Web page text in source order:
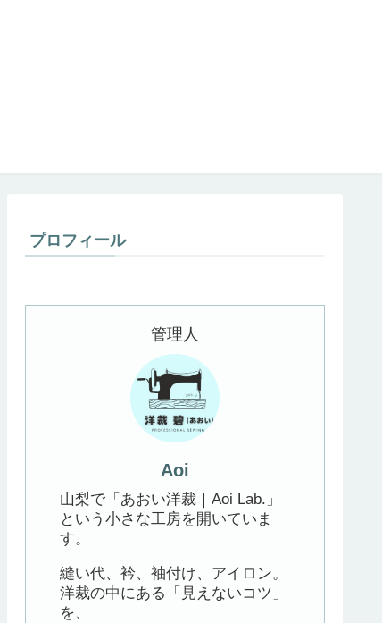
プロフィール
管理人
Aoi
山梨で「あおい洋裁｜Aoi Lab.」
という小さな工房を開いていま
す。
縫い代、衿、袖付け、アイロン。
洋裁の中にある「見えないコツ」
を、